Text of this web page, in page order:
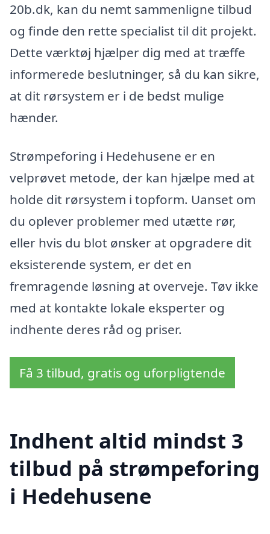
20b.dk, kan du nemt sammenligne tilbud
og finde den rette specialist til dit projekt.
Dette værktøj hjælper dig med at træffe
informerede beslutninger, så du kan sikre,
at dit rørsystem er i de bedst mulige
hænder.
Strømpeforing i Hedehusene er en
velprøvet metode, der kan hjælpe med at
holde dit rørsystem i topform. Uanset om
du oplever problemer med utætte rør,
eller hvis du blot ønsker at opgradere dit
eksisterende system, er det en
fremragende løsning at overveje. Tøv ikke
med at kontakte lokale eksperter og
indhente deres råd og priser.
Få 3 tilbud, gratis og uforpligtende
Indhent altid mindst 3
tilbud på strømpeforing
i Hedehusene